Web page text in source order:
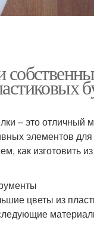
– это отличный
элементов
как изготовить
цветы из